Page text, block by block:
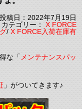
投稿日：2022年7月19日
カテゴリー：X FORCE
/X FORCE入荷在庫有
な「メンテナンスパッ
」がついてきます♪